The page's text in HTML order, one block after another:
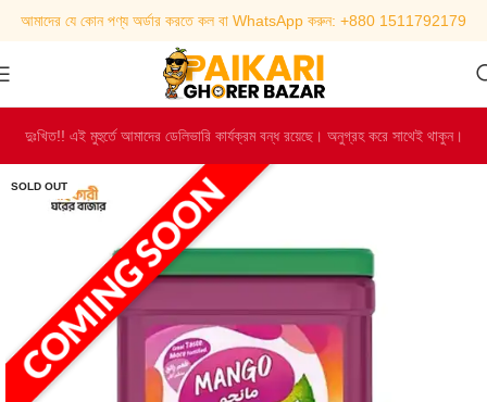
আমাদের যে কোন পণ্য অর্ডার করতে কল বা WhatsApp করুন: +880 1511792179
দুঃখিত!! এই মুহুর্তে আমাদের ডেলিভারি কার্যক্রম বন্ধ রয়েছে। অনুগ্রহ করে সাথেই থাকুন।
SOLD OUT